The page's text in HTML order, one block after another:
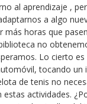
al aprendizaje ,
a algo
más horas que
no
Lo cierto es
tocando un
de tenis no
actividades.